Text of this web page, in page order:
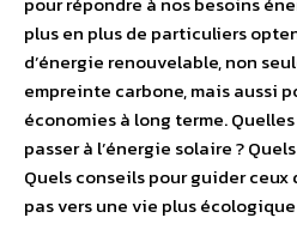
plus en plus de particuliers
d’énergie renouvelable, non
empreinte carbone, mais aussi
économies à long terme.
passer à l’énergie solaire ?
Quels conseils pour guider
pas vers une vie plus